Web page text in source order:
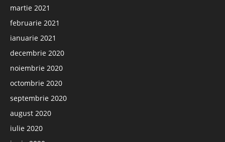
martie 2021
februarie 2021
ianuarie 2021
decembrie 2020
noiembrie 2020
octombrie 2020
septembrie 2020
august 2020
iulie 2020